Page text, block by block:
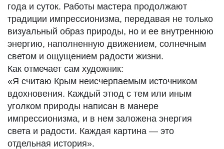
года и суток. Работы мастера продолжают
традиции импрессионизма, передавая не только
визуальный образ природы, но и ее внутреннюю
энергию, наполненную движением, солнечным
светом и ощущением радости жизни.
Как отмечает сам художник:
«Я считаю Крым неисчерпаемым источником
вдохновения. Каждый этюд с тем или иным
уголком природы написан в манере
импрессионизма, и в нем заложена энергия
света и радости. Каждая картина — это
отдельная история».